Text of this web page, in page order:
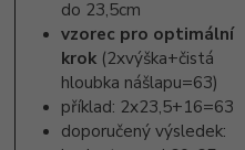
do 23,5cm
vzorec pro optimální
krok (2xvýška+čistá
hloubka nášlapu=63)
příklad: 2x23,5+16=63
doporučený výsledek: